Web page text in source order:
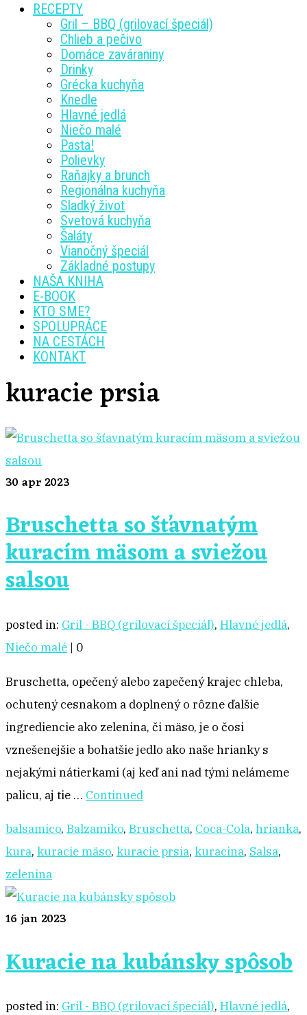
RECEPTY
Gril – BBQ (grilovací špeciál)
Chlieb a pečivo
Domáce zaváraniny
Drinky
Grécka kuchyňa
Knedle
Hlavné jedlá
Niečo malé
Pasta!
Polievky
Raňajky a brunch
Regionálna kuchyňa
Sladký život
Svetová kuchyňa
Šaláty
Vianočný špeciál
Základné postupy
NAŠA KNIHA
E-BOOK
KTO SME?
SPOLUPRÁCE
NA CESTÁCH
KONTAKT
kuracie prsia
30 apr 2023
Bruschetta so šťavnatým
kuracím mäsom a sviežou
salsou
posted in: Gril - BBQ (grilovací špeciál), Hlavné jedlá,
Niečo malé | 0
Bruschetta, opečený alebo zapečený krajec chleba,
ochutený cesnakom a doplnený o rôzne ďalšie
ingrediencie ako zelenina, či mäso, je o čosi
vznešenejšie a bohatšie jedlo ako naše hrianky s
nejakými nátierkami (aj keď ani nad tými nelámeme
palicu, aj tie … Continued
balsamico, Balzamiko, Bruschetta, Coca-Cola, hrianka,
kura, kuracie mäso, kuracie prsia, kuracina, Salsa,
zelenina
16 jan 2023
Kuracie na kubánsky spôsob
posted in: Gril - BBQ (grilovací špeciál), Hlavné jedlá,